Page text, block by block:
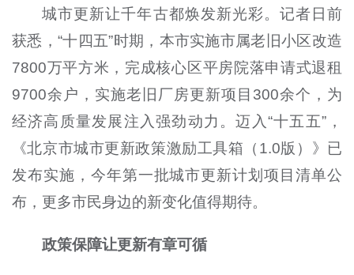
城市更新让千年古都焕发新光彩。记者日前
获悉，“十四五”时期，本市实施市属老旧小区改造
7800万平方米，完成核心区平房院落申请式退租
9700余户，实施老旧厂房更新项目300余个，为
经济高质量发展注入强劲动力。迈入“十五五”，
《北京市城市更新政策激励工具箱（1.0版）》已
发布实施，今年第一批城市更新计划项目清单公
布，更多市民身边的新变化值得期待。
政策保障让更新有章可循